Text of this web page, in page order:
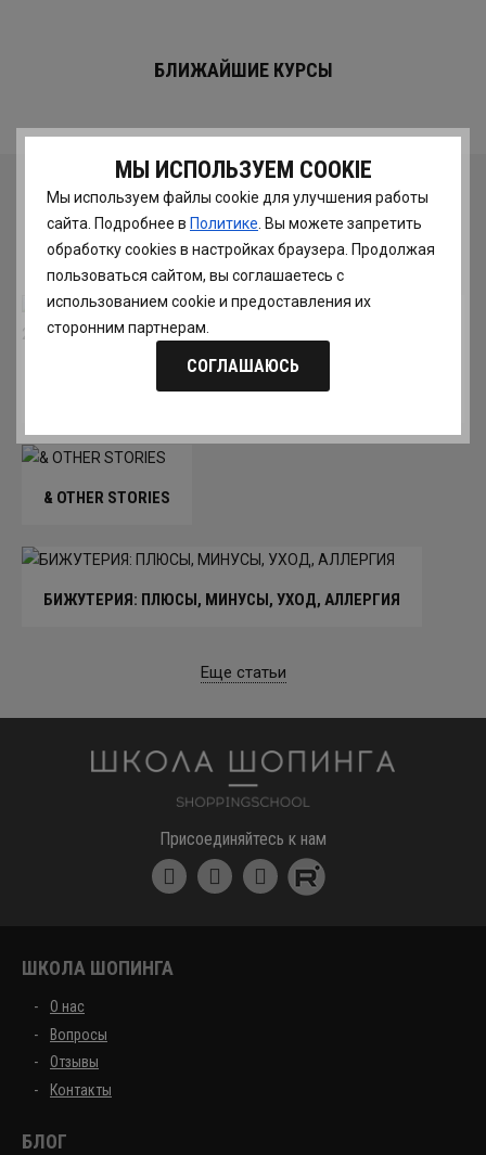
МЫ ИСПОЛЬЗУЕМ COOKIE
Мы используем файлы cookie для улучшения работы
сайта. Подробнее в Политике . Вы можете запретить
обработку сookies в настройках браузера. Продолжая
пользоваться сайтом, вы соглашаетесь с
использованием cookie и предоставления их
сторонним партнерам.
СОГЛАШАЮСЬ
БЛИЖАЙШИЕ КУРСЫ
ЧИТАЙТЕ ТАКЖЕ
ОБЗОР ТРЕНДОВ МУЖСКОЙ НЕДЕЛИ МОДЫ ОСЕНЬ-
& OTHER STORIES
БИЖУТЕРИЯ: ПЛЮСЫ, МИНУСЫ, УХОД, АЛЛЕРГИЯ
Еще статьи
Присоединяйтесь к нам
ШКОЛА ШОПИНГА
О нас
Вопросы
Отзывы
Контакты
БЛОГ